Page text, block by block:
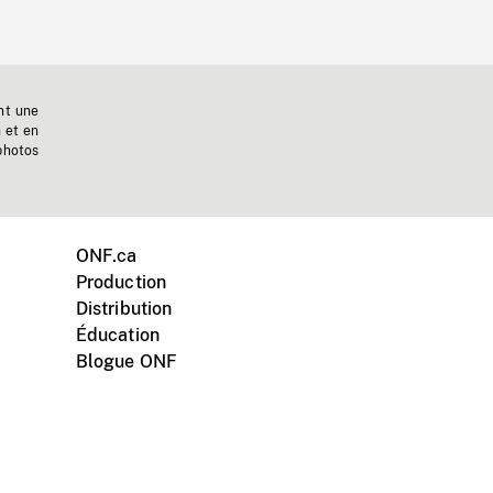
une
et en
ONF.ca
Production
Distribution
Éducation
Blogue ONF